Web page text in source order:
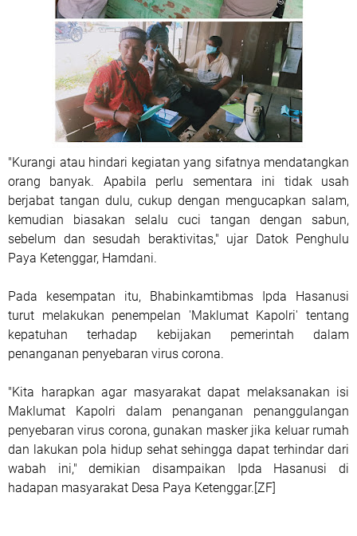
"Kurangi atau hindari kegiatan yang sifatnya mendatangkan
orang banyak. Apabila perlu sementara ini tidak usah
berjabat tangan dulu, cukup dengan mengucapkan salam,
kemudian biasakan selalu cuci tangan dengan sabun,
sebelum dan sesudah beraktivitas," ujar Datok Penghulu
Paya Ketenggar, Hamdani.
Pada kesempatan itu, Bhabinkamtibmas Ipda Hasanusi
turut melakukan penempelan 'Maklumat Kapolri' tentang
kepatuhan terhadap kebijakan pemerintah dalam
penanganan penyebaran virus corona.
"Kita harapkan agar masyarakat dapat melaksanakan isi
Maklumat Kapolri dalam penanganan penanggulangan
penyebaran virus corona, gunakan masker jika keluar rumah
dan lakukan pola hidup sehat sehingga dapat terhindar dari
wabah ini," demikian disampaikan Ipda Hasanusi di
hadapan masyarakat Desa Paya Ketenggar.[ZF]